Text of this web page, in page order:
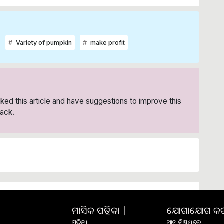
Variety of pumpkin make profit
this article and have suggestions to improve this
ମାସିକ ପତ୍ରିକା | ଯୋଗାଯୋଗ